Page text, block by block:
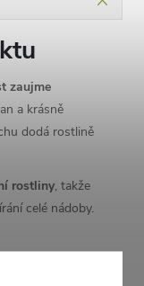
zaujme
a krásně
dodá rostlině
rostliny, takže
celé nádoby.